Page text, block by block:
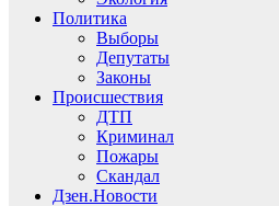
Политика
Выборы
Депутаты
Законы
Происшествия
ДТП
Криминал
Пожары
Скандал
Дзен.Новости